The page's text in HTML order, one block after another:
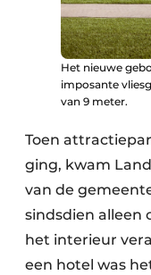
Het nieuwe
imposante
van 9 meter.
Toen
ging, kwam
van de
sindsdien alleen
het interieur
een hotel was